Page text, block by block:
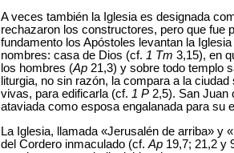
A veces también la Iglesia es designada
rechazaron los constructores, pero que fue
fundamento los Apóstoles levantan la Iglesia
nombres: casa de Dios (cf. 1 Tm 3,15), en
los hombres (Ap 21,3) y sobre todo templo
liturgia, no sin razón, la compara a la
vivas, para edificarla (cf. 1 P 2,5). San Juan
ataviada como esposa engalanada para su
La Iglesia, llamada «Jerusalén de arriba» y
del Cordero inmaculado (cf. Ap 19,7; 21,2 y